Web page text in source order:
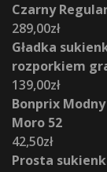
Czarny
289,00zł
Gładka
rozporkiem
139,00zł
Bonprix
Moro 52
42,50zł
Prosta